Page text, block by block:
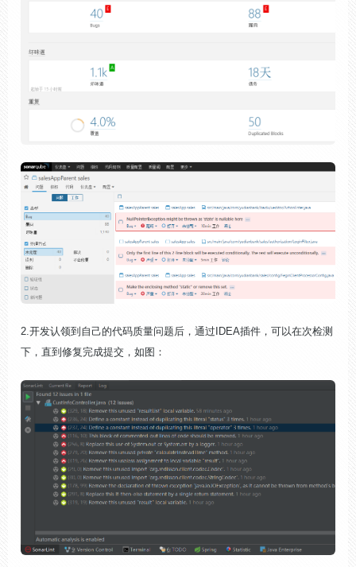
2.开发认领到自己的代码质量问题后，通过IDEA插件，可以在次检测
下，直到修复完成提交，如图：